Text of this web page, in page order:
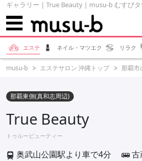
ギャラリー | True Beauty | musu-b むすびタ
エステ ネイル・マツエク リラク
musu-b エステサロン 沖縄トップ 那覇市
那覇東側(真和志周辺)
True Beauty
トゥルービューティー
奥武山公園駅より車で4分 古